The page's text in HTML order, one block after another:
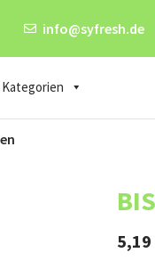
info@syfresh.de
Kategorien
5,19